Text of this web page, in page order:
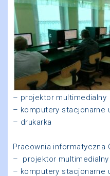
– projektor multimedialny
– komputery stacjonarne
– drukarka
Pracownia informatyczna
– projektor multimedialny
– komputery stacjonarne